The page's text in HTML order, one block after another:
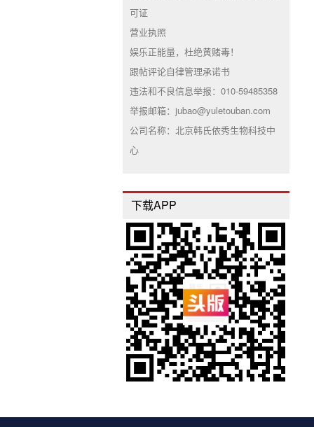
可证
营业执照
娱乐正能量，杜绝黄赌毒！
跟帖评论自律管理承诺书
违法和不良信息举报：010-59485358
举报邮箱：jubao@yuletouban.com
公司名称：北京韩氏依秀生物科技中
心
下载APP